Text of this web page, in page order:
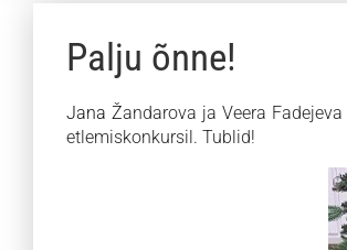
Palju õnne!
Jana Žandarova ja Veera Fadejeva
etlemiskonkursil. Tublid!